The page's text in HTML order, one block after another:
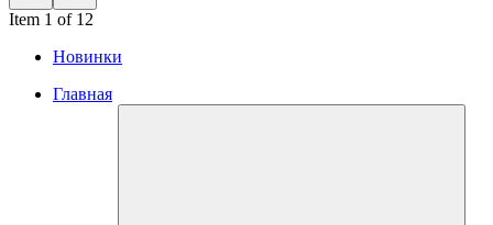
Item 1 of 12
Новинки
Главная